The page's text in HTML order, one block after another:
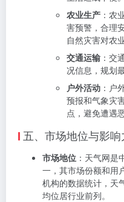
农业生产 ：农
害预警，合理
自然灾害对农
交通运输 ：交
况信息，规划
户外活动 ：户
预报和气象灾
点，避免遭遇
五、市场地位与影响
市场地位 ：天气网是
一，其市场份额和用
机构的数据统计，天
均位居行业前列。